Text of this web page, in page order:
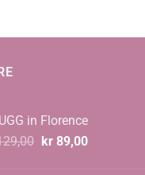
in Florence
Opprinnelig
kr89,00Nåværende